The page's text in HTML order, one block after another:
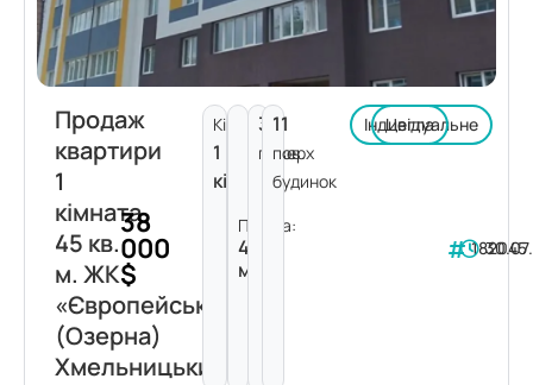
Продаж
квартири
1
кімната
45 кв.
м. ЖК
«Європейський»
(Озерна)
Хмельницький
38
000
$
Кімнат:
1
кімната
Площа:
45
м²
3
поверх
11
пов.
будинок
Індивідуальне
Цегла
182045